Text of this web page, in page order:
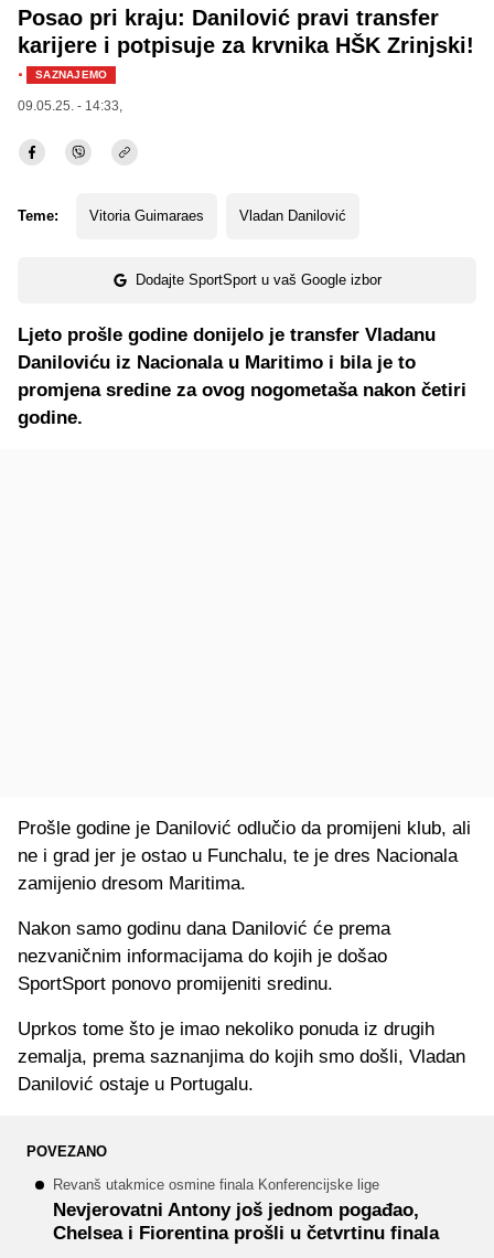
Posao pri kraju: Danilović pravi transfer
karijere i potpisuje za krvnika HŠK Zrinjski!
· SAZNAJEMO
09.05.25. - 14:33,
Teme: Vitoria Guimaraes Vladan Danilović
Dodajte SportSport u vaš Google izbor
Ljeto prošle godine donijelo je transfer Vladanu
Daniloviću iz Nacionala u Maritimo i bila je to
promjena sredine za ovog nogometaša nakon četiri
godine.
Prošle godine je Danilović odlučio da promijeni klub, ali
ne i grad jer je ostao u Funchalu, te je dres Nacionala
zamijenio dresom Maritima.
Nakon samo godinu dana Danilović će prema
nezvaničnim informacijama do kojih je došao
SportSport ponovo promijeniti sredinu.
Uprkos tome što je imao nekoliko ponuda iz drugih
zemalja, prema saznanjima do kojih smo došli, Vladan
Danilović ostaje u Portugalu.
POVEZANO
Revanš utakmice osmine finala Konferencijske lige
Nevjerovatni Antony još jednom pogađao,
Chelsea i Fiorentina prošli u četvrtinu finala